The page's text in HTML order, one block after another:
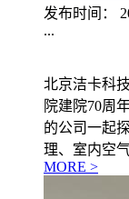
发布时间：
...
北京洁卡科
院建院70周
的公司一起
理、室内空
MORE >